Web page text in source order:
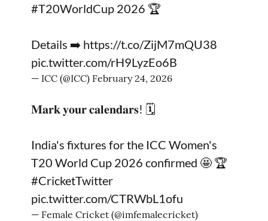
#T20WorldCup 2026 🏆
Details ➡️ https://t.co/ZijM7mQU38
pic.twitter.com/rH9LyzEo6B
— ICC (@ICC) February 24, 2026
𝐌𝐚𝐫𝐤 𝐲𝐨𝐮𝐫 𝐜𝐚𝐥𝐞𝐧𝐝𝐚𝐫𝐬! 🗓️
India's fixtures for the ICC Women's
T20 World Cup 2026 confirmed 🤩 🏆
#CricketTwitter
pic.twitter.com/CTRWbL1ofu
— Female Cricket (@imfemalecricket)